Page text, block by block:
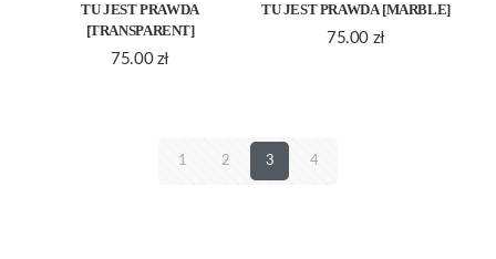
TU JEST PRAWDA
[TRANSPARENT]
75.00 zł
TU JEST PRAWDA [MARBLE]
75.00 zł
1 2 3 4